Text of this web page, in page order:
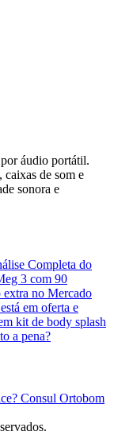
áudio portátil.
de som e
sonora e
Completa do
3 com 90
extra no Mercado
em oferta e
kit de body splash
a pena?
Consul Ortobom